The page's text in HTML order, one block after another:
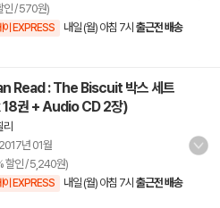
인 / 570원)
이 EXPRESS 내일 (월) 아침 7시 출근전 배송
Read : The Biscuit 박스 세트
권 + Audio CD 2장)
리
2017년 01월
할인 / 5,240원)
이 EXPRESS 내일 (월) 아침 7시 출근전 배송